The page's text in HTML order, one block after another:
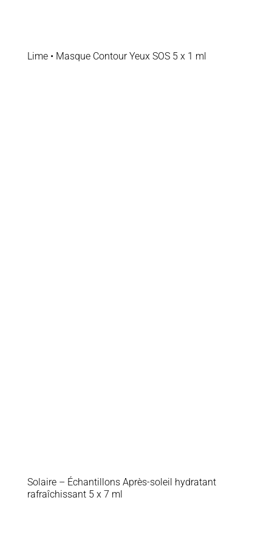
Lime • Masque Contour Yeux SOS 5 x 1 ml
Solaire – Échantillons Après-soleil hydratant
rafraîchissant 5 x 7 ml